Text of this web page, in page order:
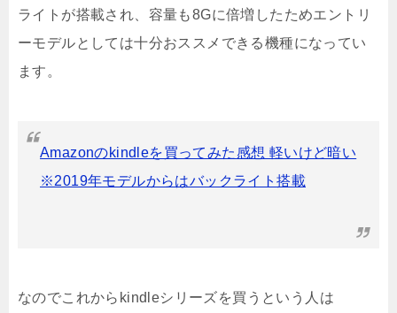
ライトが搭載され、容量も8Gに倍増したためエントリ
ーモデルとしては十分おススメできる機種になってい
ます。
Amazonのkindleを買ってみた感想 軽いけど暗い
※2019年モデルからはバックライト搭載
なのでこれからkindleシリーズを買うという人は